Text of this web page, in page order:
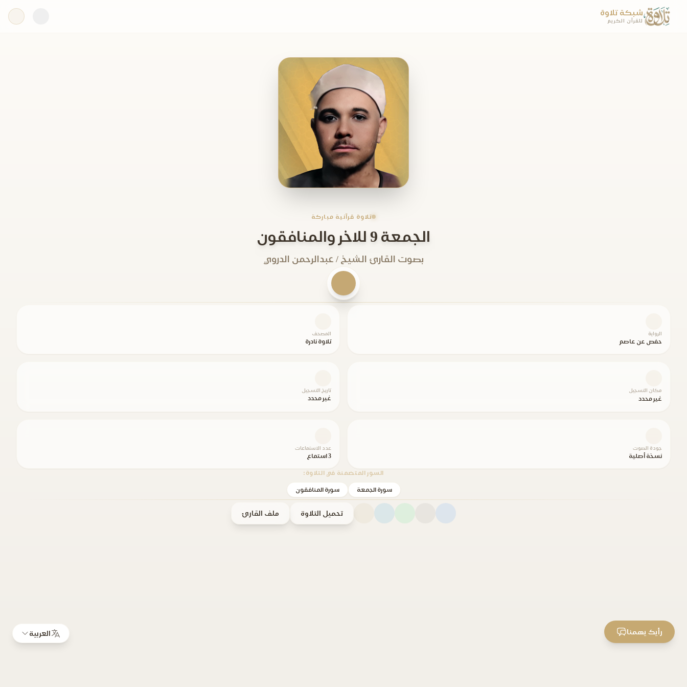
شبكة تلاوة
للقرآن الكريم
تلاوة قرآنية مباركة
الجمعة 9 للاخر والمنافقون
بصوت القارئ الشيخ / عبدالرحمن الدروي
الرواية
حفص عن عاصم
المصحف
تلاوة نادرة
مكان التسجيل
غير محدد
تاريخ التسجيل
غير محدد
جودة الصوت
نسخة أصلية
عدد الاستماعات
3 استماع
السور المتضمنة في التلاوة:
سورة الجمعة سورة المنافقون
تحميل التلاوة ملف القارئ
العربية رأيك يهمنا